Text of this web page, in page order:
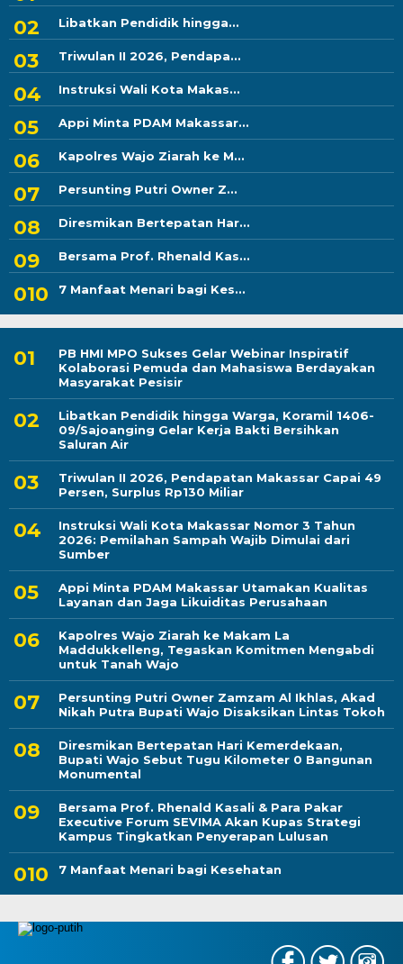
Libatkan Pendidik hingga...
Triwulan II 2026, Pendapa...
Instruksi Wali Kota Makas...
Appi Minta PDAM Makassar...
Kapolres Wajo Ziarah ke M...
Persunting Putri Owner Z...
Diresmikan Bertepatan Har...
Bersama Prof. Rhenald Kas...
7 Manfaat Menari bagi Kes...
PB HMI MPO Sukses Gelar Webinar Inspiratif
Kolaborasi Pemuda dan Mahasiswa Berdayakan
Masyarakat Pesisir
Libatkan Pendidik hingga Warga, Koramil 1406-
09/Sajoanging Gelar Kerja Bakti Bersihkan
Saluran Air
Triwulan II 2026, Pendapatan Makassar Capai 49
Persen, Surplus Rp130 Miliar
Instruksi Wali Kota Makassar Nomor 3 Tahun
2026: Pemilahan Sampah Wajib Dimulai dari
Sumber
Appi Minta PDAM Makassar Utamakan Kualitas
Layanan dan Jaga Likuiditas Perusahaan
Kapolres Wajo Ziarah ke Makam La
Maddukkelleng, Tegaskan Komitmen Mengabdi
untuk Tanah Wajo
Persunting Putri Owner Zamzam Al Ikhlas, Akad
Nikah Putra Bupati Wajo Disaksikan Lintas Tokoh
Diresmikan Bertepatan Hari Kemerdekaan,
Bupati Wajo Sebut Tugu Kilometer 0 Bangunan
Monumental
Bersama Prof. Rhenald Kasali & Para Pakar
Executive Forum SEVIMA Akan Kupas Strategi
Kampus Tingkatkan Penyerapan Lulusan
7 Manfaat Menari bagi Kesehatan